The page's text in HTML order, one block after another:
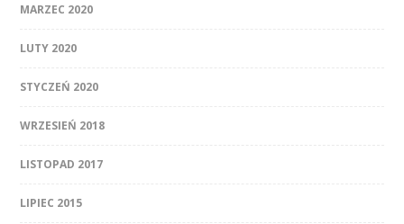
MARZEC 2020
LUTY 2020
STYCZEŃ 2020
WRZESIEŃ 2018
LISTOPAD 2017
LIPIEC 2015